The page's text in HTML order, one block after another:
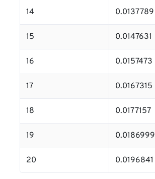
14 0.0137789
15 0.0147631
16 0.0157473
17 0.0167315
18 0.0177157
19 0.0186999
20 0.0196841